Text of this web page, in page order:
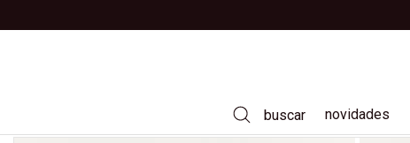
buscar novidades